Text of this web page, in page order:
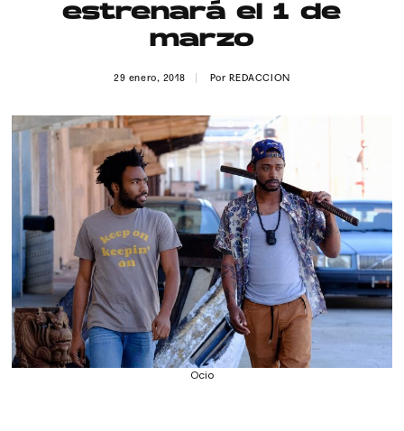
Aviso Legal
© 2015-2022 UMOMAG. PROPIEDAD DE UMO agency. TODOS LOS
DERECHOS RESERVADOS.
estrenará el 1 de
marzo
29 enero, 2018 Por REDACCION
Ocio